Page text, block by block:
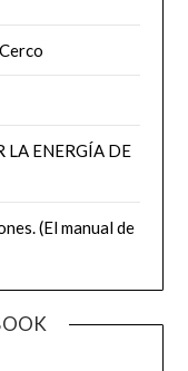
LA ENERGÍA DE
(El manual de